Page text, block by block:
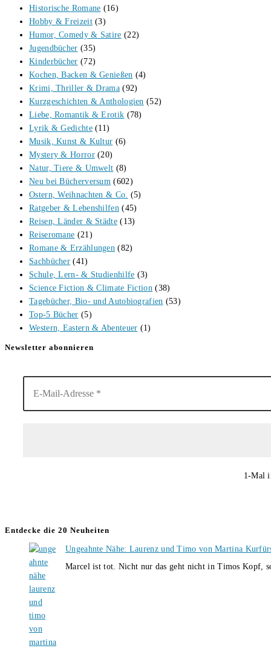
Historische Romane (16)
Hobby & Freizeit (3)
Humor, Comedy & Satire (22)
Jugendbücher (35)
Kinderbücher (72)
Kochen, Backen & Genießen (4)
Krimi, Thriller & Drama (92)
Kurzgeschichten & Anthologien (52)
Liebe, Romantik & Erotik (78)
Lyrik & Gedichte (11)
Musik, Kunst & Kultur (6)
Mystery & Horror (20)
Natur, Tiere & Umwelt (8)
Neu bei Bücherversum (602)
Ostern, Weihnachten & Co. (5)
Ratgeber & Lebenshilfen (45)
Reisen, Länder & Städte (13)
Reiseromane (21)
Romane & Erzählungen (82)
Sachbücher (41)
Schule, Lern- & Studienhilfe (3)
Science Fiction & Climate Fiction (38)
Tagebücher, Bio- und Autobiografien (53)
Top-5 Bücher (5)
Western, Eastern & Abenteuer (1)
Newsletter abonnieren
1-Mal
Entdecke die 20 Neuheiten
Ungeahnte Nähe: Laurenz und Timo von Martina
Marcel ist tot. Nicht nur das geht nicht in Timos Kopf,